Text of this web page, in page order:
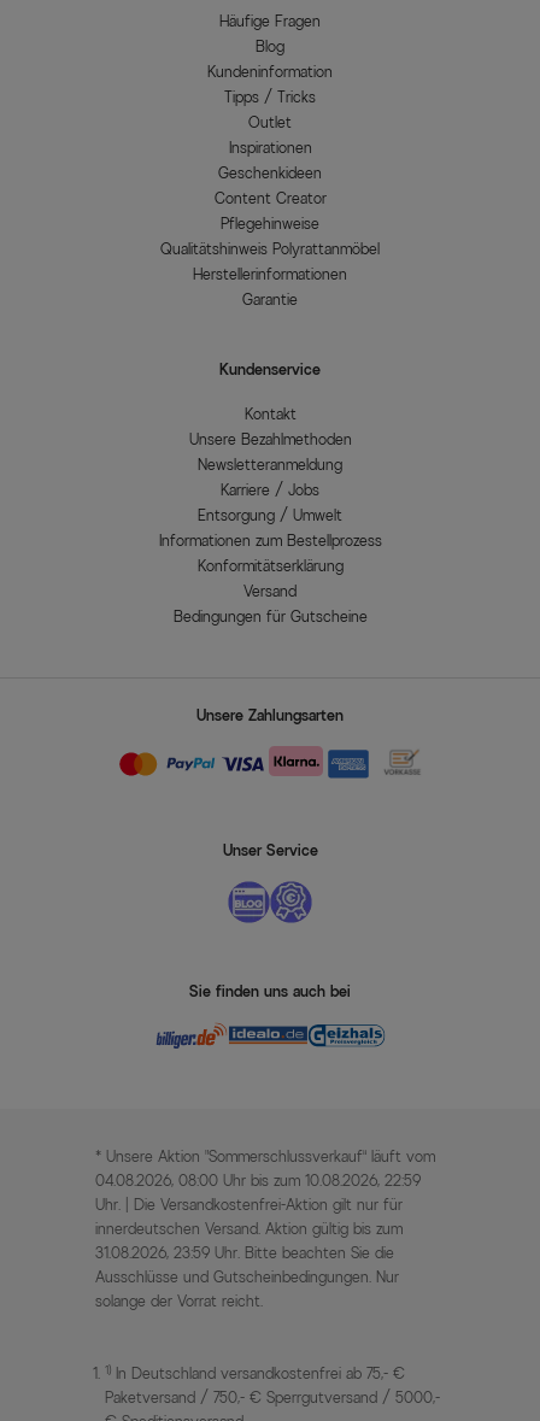
Häufige Fragen
Blog
Kundeninformation
Tipps / Tricks
Outlet
Inspirationen
Geschenkideen
Content Creator
Pflegehinweise
Qualitätshinweis Polyrattanmöbel
Herstellerinformationen
Garantie
Kundenservice
Kontakt
Unsere Bezahlmethoden
Newsletteranmeldung
Karriere / Jobs
Entsorgung / Umwelt
Informationen zum Bestellprozess
Konformitätserklärung
Versand
Bedingungen für Gutscheine
Unsere Zahlungsarten
Unser Service
Sie finden uns auch bei
* Unsere Aktion „Sommerschlussverkauf“ läuft vom
04.08.2026, 08:00 Uhr bis zum 10.08.2026, 22:59
Uhr. | Die Versandkostenfrei-Aktion gilt nur für
innerdeutschen Versand. Aktion gültig bis zum
31.08.2026, 23:59 Uhr. Bitte beachten Sie die
Ausschlüsse und Gutscheinbedingungen. Nur
solange der Vorrat reicht.
1) In Deutschland versandkostenfrei ab 75,- €
Paketversand / 750,- € Sperrgutversand / 5000,-